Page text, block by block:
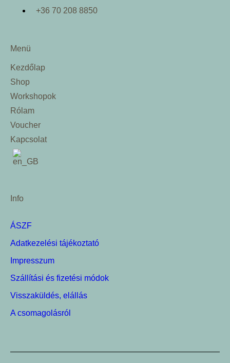
+36 70 208 8850
Menü
Kezdőlap
Shop
Workshopok
Rólam
Voucher
Kapcsolat
Info
ÁSZF
Adatkezelési tájékoztató
Impresszum
Szállítási és fizetési módok
Visszaküldés, elállás
A csomagolásról